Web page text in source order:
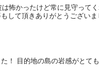
怖かったけど常に見守って
して頂きありがとうござい
！ 目的地の島の岩感がとて